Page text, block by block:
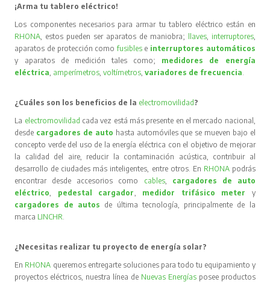
¡Arma tu tablero eléctrico!
Los componentes necesarios para armar tu tablero eléctrico están en
RHONA , estos pueden ser aparatos de maniobra; llaves, interruptores,
aparatos de protección comofusibles e interruptores automáticos
y aparatos de medición tales como; medidores de energía
eléctrica amperímetros ,voltímetros ,variadores de frecuencia
¿Cuáles son los beneficios de la electromovilidad?
La electromovilidad cada vez está más presente en el mercado nacional,
desde cargadores de auto hasta automóviles que se mueven bajo el
concepto verde del uso de la energía eléctrica con el objetivo de mejorar
la calidad del aire, reducir la contaminación acústica, contribuir al
desarrollo de ciudades más inteligentes, entre otros. En RHONA podrás
encontrar desde accesorios como cables, cargadores de auto
eléctrico
pedestal cargador medidor trifásico meter
y
cargadores de autos de última tecnología, principalmente de la
marca LINCHR
¿Necesitas realizar tu proyecto de energía solar?
En RHONA queremos entregarte soluciones para todo tu equipamiento y
proyectos eléctricos, nuestra línea de Nuevas Energíasposee productos